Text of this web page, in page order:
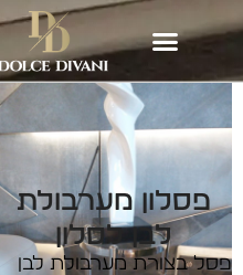
Dolce Divani
»אקססוריז וריהוט
משלים לבית »
פסלון מערבולת לבן
לסלון
פסלון מערבולת
לבן לסלון
פסל בצורת מערבולת לבן